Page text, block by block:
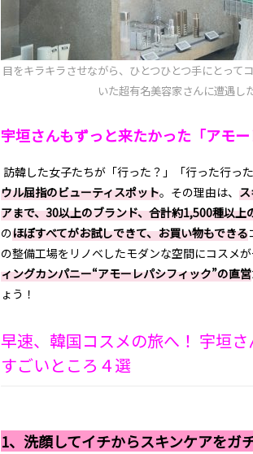
目をキラキラさせながら、ひとつひとつ手にとって
いた超有名美容家さんに遭遇し
宇垣さんもずっと来たかった「アモ
訪韓した女子たちが「行った？」「行った行っ
ウル屈指のビューティスポット。その理由は、
アまで、30以上のブランド、合計約1,500種以上
のほぼすべてがお試しできて、お買い物もできる
の整備工場をリノベしたモダンな空間にコスメが
ィングカンパニー“アモーレパシフィック”の直営
ょう！
早速、韓国コスメの旅へ！ 宇垣
すごいところ４選
1、洗顔してイチからスキンケアをガ